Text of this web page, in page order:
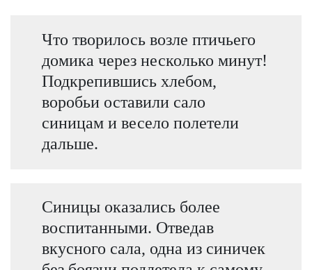
Что творилось возле птичьего
домика через несколько минут!
Подкрепившись хлебом,
воробьи оставили сало
синицам и весело полетели
дальше.
Синицы оказались более
воспитанными. Отведав
вкусного сала, одна из синичек